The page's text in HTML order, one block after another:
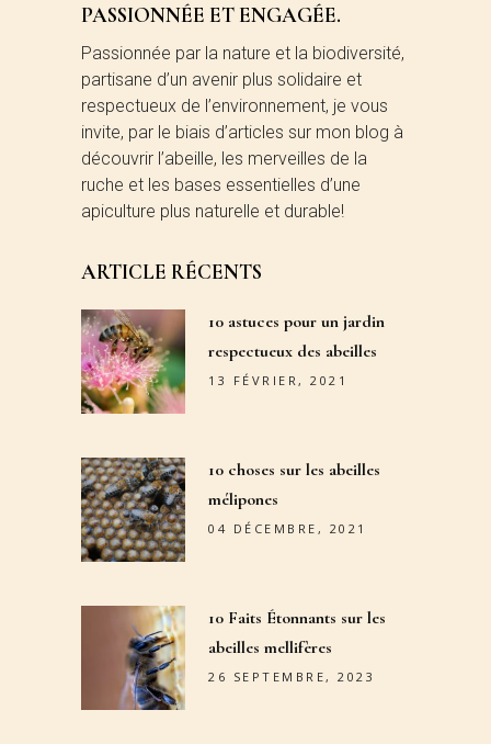
PASSIONNÉE ET ENGAGÉE.
Passionnée par la nature et la biodiversité,
partisane d’un avenir plus solidaire et
respectueux de l’environnement, je vous
invite, par le biais d’articles sur mon blog à
découvrir l’abeille, les merveilles de la
ruche et les bases essentielles d’une
apiculture plus naturelle et durable!
ARTICLE RÉCENTS
10 astuces pour un jardin
respectueux des abeilles
13 FÉVRIER, 2021
10 choses sur les abeilles
mélipones
04 DÉCEMBRE, 2021
10 Faits Étonnants sur les
abeilles mellifères
26 SEPTEMBRE, 2023